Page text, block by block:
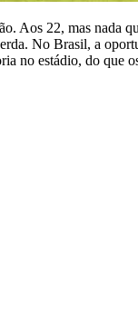
22, mas nada
No Brasil, a
no estádio, do que